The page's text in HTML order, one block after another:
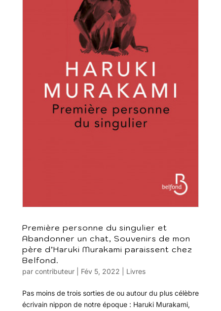
Première personne du singulier et
Abandonner un chat, Souvenirs de mon
père d’Haruki Murakami paraissent chez
Belfond.
par contributeur| Fév 5, 2022 Livres
Pas moins de trois sorties de ou autour du plus célèbre
écrivain nippon de notre époque : Haruki Murakami,